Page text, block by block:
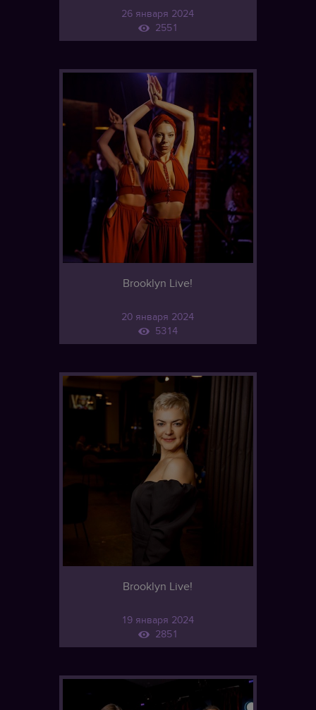
26 января 2024
2551
Brooklyn Live!
20 января 2024
5314
Brooklyn Live!
19 января 2024
2851